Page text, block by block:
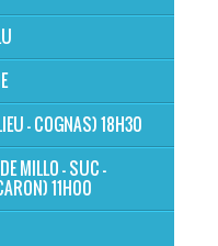
- COGNAS) 18H30
MILLO - SUC -
11H00